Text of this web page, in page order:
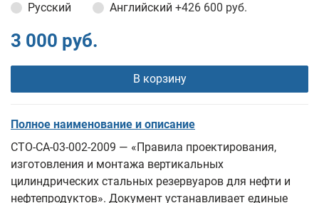
Русский
Английский +426 600 руб.
3 000 руб.
В корзину
Полное наименование и описание
СТО‑СА‑03‑002‑2009 — «Правила проектирования,
изготовления и монтажа вертикальных
цилиндрических стальных резервуаров для нефти и
нефтепродуктов». Документ устанавливает единые